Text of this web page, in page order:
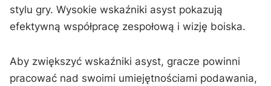
stylu gry. Wysokie wskaźniki asyst pokazują
efektywną współpracę zespołową i wizję boiska.
Aby zwiększyć wskaźniki asyst, gracze powinni
pracować nad swoimi umiejętnościami podawania,